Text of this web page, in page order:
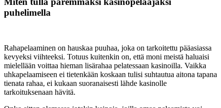
puhelimella
Rahapelaaminen on hauskaa puuhaa, joka on tarkoitettu pääasiassa
kevyeksi viihteeksi. Totuus kuitenkin on, että moni meistä haluaisi
mielellään voittaa hieman lisärahaa pelatessaan kasinoilla. Vaikka
uhkapelaamiseen ei tietenkään koskaan tulisi suhtautua aitona tapana
tienata rahaa, ei kukaan suoranaisesti lähde kasinolle
tarkoituksenaan hävitä.